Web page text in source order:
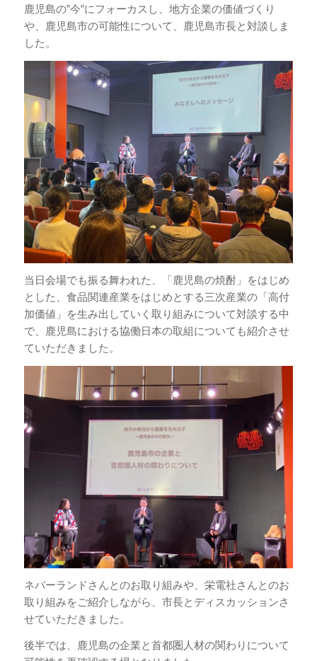
鹿児島の”今”にフォーカスし、地方企業の価値づくり
や、鹿児島市の可能性について、鹿児島市長と対談しま
した。
当日会場でも振る舞われた、「鹿児島の焼酎」をはじめ
とした、食品関連産業をはじめとする三次産業の「高付
加価値」を生み出していく取り組みについて対談する中
で、鹿児島における協働日本の取組についても紹介させ
ていただきました。
ネバーランドさんとのお取り組みや、栄電社さんとのお
取り組みをご紹介しながら、市長とディスカッションさ
せていただきました。
後半では、鹿児島の企業と首都圏人材の関わりについて